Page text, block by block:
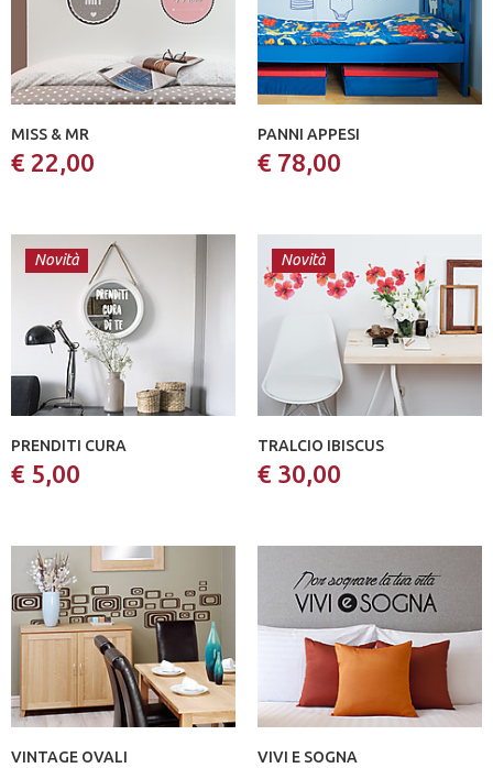
MISS & MR
€ 22,00
PANNI APPESI
€ 78,00
Novità
PRENDITI CURA
€ 5,00
Novità
TRALCIO IBISCUS
€ 30,00
VINTAGE OVALI VIVI E SOGNA